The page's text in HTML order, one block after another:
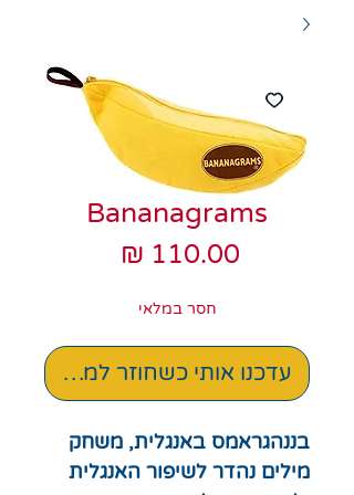
Bananagrams
חסר במלאי
עדכנו אותי כשחוזר למלאי
בננהגראמס באנגלית, משחק
מילים נהדר לשיפור האנגלית